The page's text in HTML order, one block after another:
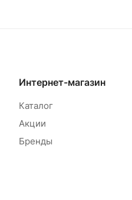
Интернет-магазин
Каталог
Акции
Бренды